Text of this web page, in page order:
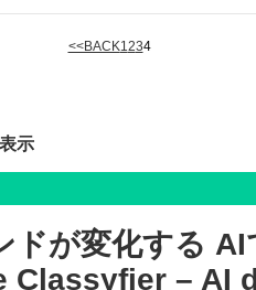
<<BACK1234
示
ドが変化する
Classyfier – AI